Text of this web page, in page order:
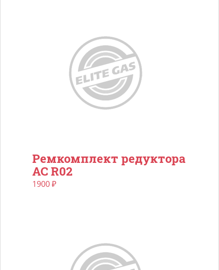
Ремкомплект редуктора
AC R02
1900₽